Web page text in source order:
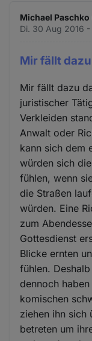
Michael
Di. 30 Aug 2016 -
Mir fällt
Mir fällt dazu
juristischer
Verkleiden
Anwalt oder
kann sich dem
würden sich
fühlen, wenn
die Straßen
würden. Eine
zum
Gottesdienst
Blicke ernten
fühlen.
dennoch
komischen
ziehen ihn sich
betreten um